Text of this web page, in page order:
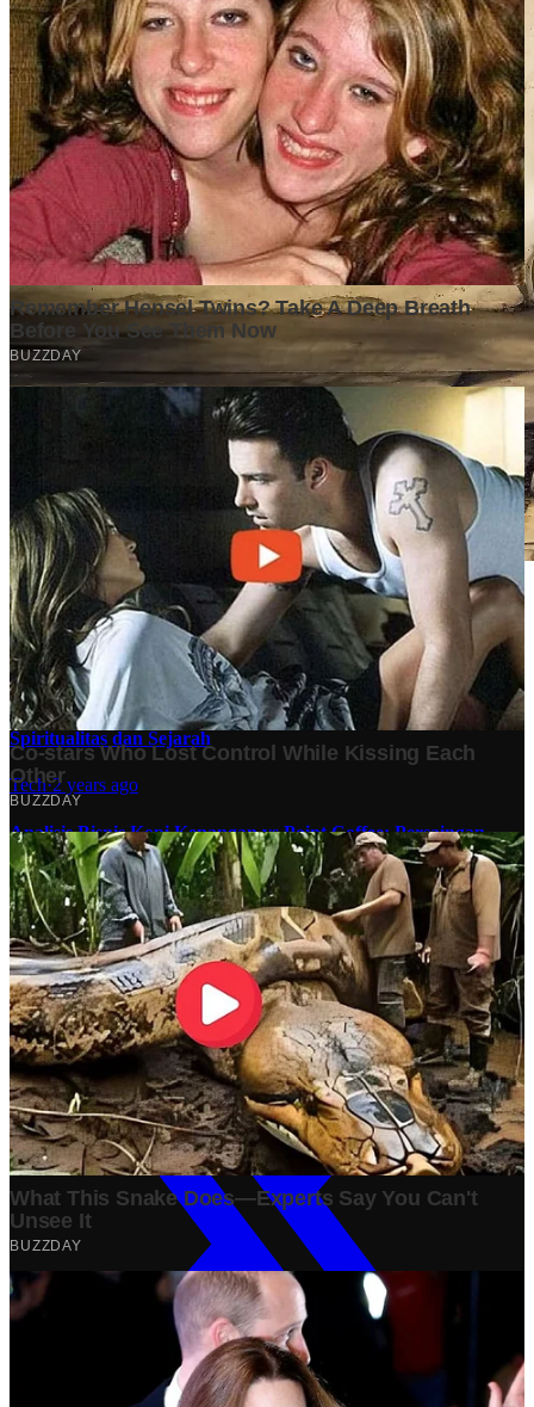
Stok BBM di Indonesia Hanya Tinggal 21 Hari, Apa
Dampaknya bagi Masyarakat?
Finansial·5 months ago
10 Makam Wali di Banten: Tempat Suci yang Memancarkan
Spiritualitas dan Sejarah
Tech·2 years ago
Analisis Bisnis Kopi Kenangan vs Point Coffee: Persaingan
dalam Industri Kopi Indonesia
Bisnis·1 year ago
#Ekonomi#Tips
Share: